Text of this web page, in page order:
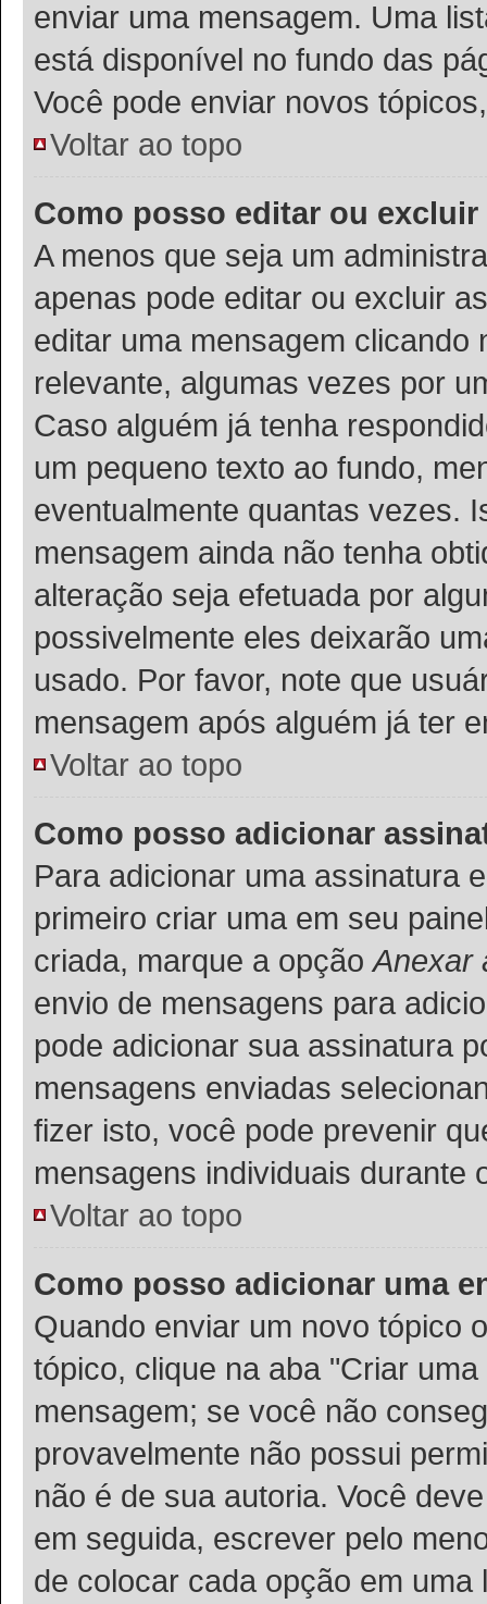
enviar uma mensagem. Uma
está disponível no fundo das
Você pode enviar novos
Voltar ao topo
Como posso editar ou
A menos que seja um
apenas pode editar ou excluir
editar uma mensagem
relevante, algumas vezes por
Caso alguém já tenha
um pequeno texto ao fundo,
eventualmente quantas vezes.
mensagem ainda não tenha
alteração seja efetuada por
possivelmente eles deixarão
usado. Por favor, note que
mensagem após alguém já ter
Voltar ao topo
Como posso adicionar
Para adicionar uma assinatura
primeiro criar uma em seu
criada, marque a opçãoAnexar
envio de mensagens para
pode adicionar sua assinatura
mensagens enviadas
fizer isto, você pode prevenir
mensagens individuais durante
Voltar ao topo
Como posso adicionar uma
Quando enviar um novo tópico
tópico, clique na aba "Criar
mensagem; se você não
provavelmente não possui
não é de sua autoria. Você
em seguida, escrever pelo
de colocar cada opção em